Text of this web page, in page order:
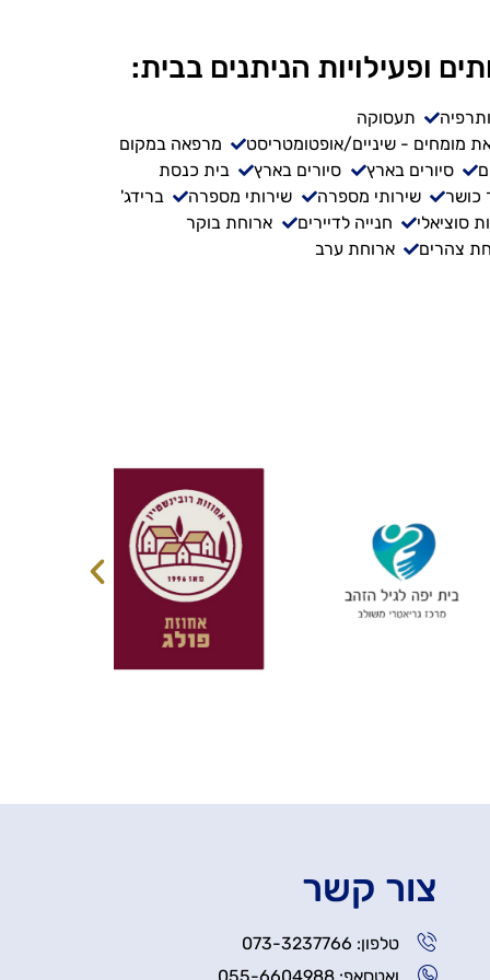
ופעילויות הניתנים בבית:
תעסוקה
מומחים - שיניים/אופטומטריסט
מרפאה במקום
סיורים בארץ סיורים בארץ
בית כנסת
כושר
שירותי מספרה שירותי מספרה
ברידג'
סוציאלי
חנייה לדיירים
ארוחת בוקר
צהרים
ארוחת ערב
צור קשר
טלפון: 073-3237766